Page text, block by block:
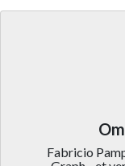
Fabricio